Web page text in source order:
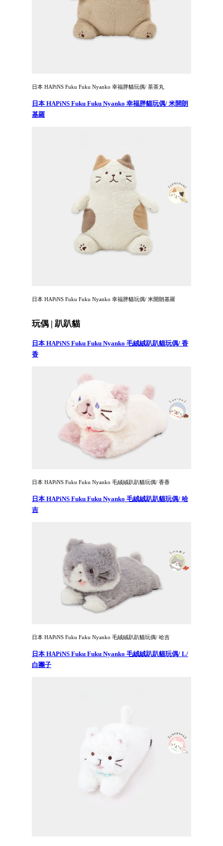
日本 HAPiNS Fuku Fuku Nyanko 幸福胖貓玩偶/ 茶茶丸
日本 HAPiNS Fuku Fuku Nyanko 幸福胖貓玩偶/ 米開朗
基羅
日本 HAPiNS Fuku Fuku Nyanko 幸福胖貓玩偶/ 米開朗基羅
玩偶 | 趴趴貓
日本 HAPiNS Fuku Fuku Nyanko 毛絨絨趴趴貓玩偶/ 香
香
日本 HAPiNS Fuku Fuku Nyanko 毛絨絨趴趴貓玩偶/ 香香
日本 HAPiNS Fuku Fuku Nyanko 毛絨絨趴趴貓玩偶/ 哈
吉
日本 HAPiNS Fuku Fuku Nyanko 毛絨絨趴趴貓玩偶/ 哈吉
日本 HAPiNS Fuku Fuku Nyanko 毛絨絨趴趴貓玩偶/ L/
白團子